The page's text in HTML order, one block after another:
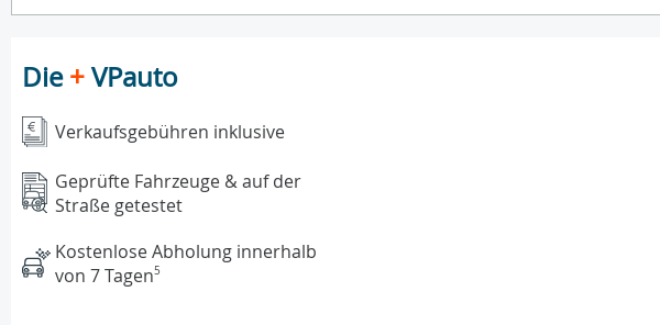
Die+VPauto
Verkaufsgebühren inklusive
Geprüfte Fahrzeuge & auf der
Straße getestet
Kostenlose Abholung innerhalb
von 7 Tagen5